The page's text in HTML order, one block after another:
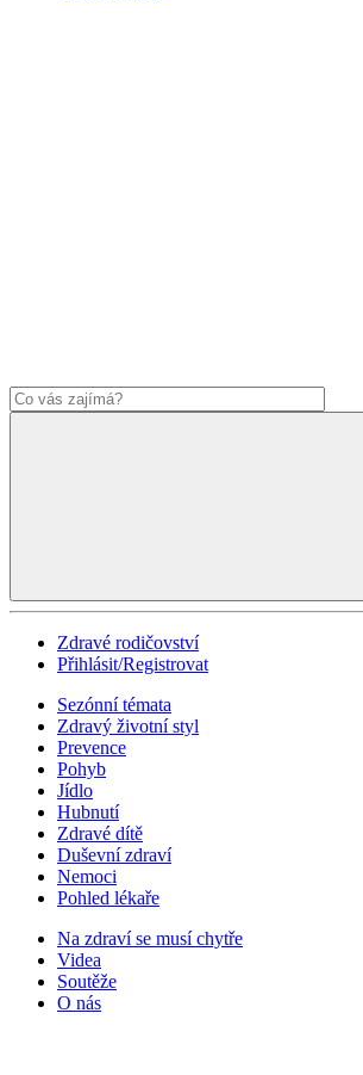
Zdravé rodičovství
Přihlásit/Registrovat
Sezónní témata
Zdravý životní styl
Prevence
Pohyb
Jídlo
Hubnutí
Zdravé dítě
Duševní zdraví
Nemoci
Pohled lékaře
Na zdraví se musí chytře
Videa
Soutěže
O nás